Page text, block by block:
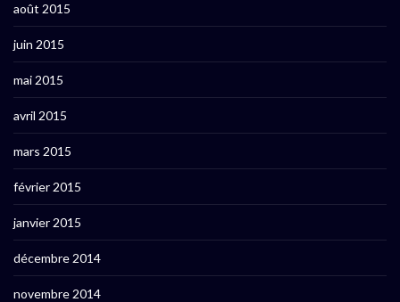
août 2015
juin 2015
mai 2015
avril 2015
mars 2015
février 2015
janvier 2015
décembre 2014
novembre 2014